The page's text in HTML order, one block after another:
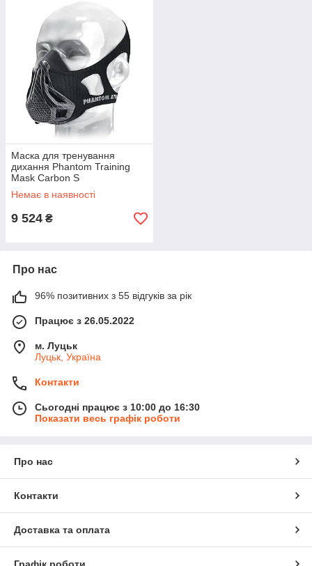
Маска для тренування
дихання Phantom Training
Mask Carbon S
Немає в наявності
9 524 ₴
Про нас
96% позитивних з 55 відгуків за рік
Працює з 26.05.2022
м. Луцьк
Луцьк, Україна
Контакти
Сьогодні працює з 10:00 до 16:30
Показати весь графік роботи
Про нас
Контакти
Доставка та оплата